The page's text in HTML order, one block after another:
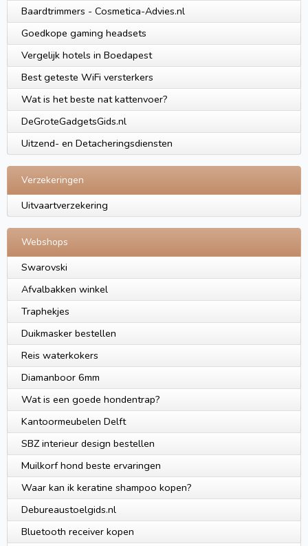
Baardtrimmers - Cosmetica-Advies.nl
Goedkope gaming headsets
Vergelijk hotels in Boedapest
Best geteste WiFi versterkers
Wat is het beste nat kattenvoer?
DeGroteGadgetsGids.nl
Uitzend- en Detacherings­diensten
Verzekeringen
Uitvaartverzekering
Webshops
Swarovski
Afvalbakken winkel
Traphekjes
Duikmasker bestellen
Reis waterkokers
Diamanboor 6mm
Wat is een goede hondentrap?
Kantoormeubelen Delft
SBZ interieur design bestellen
Muilkorf hond beste ervaringen
Waar kan ik keratine shampoo kopen?
Debureaustoelgids.nl
Bluetooth receiver kopen